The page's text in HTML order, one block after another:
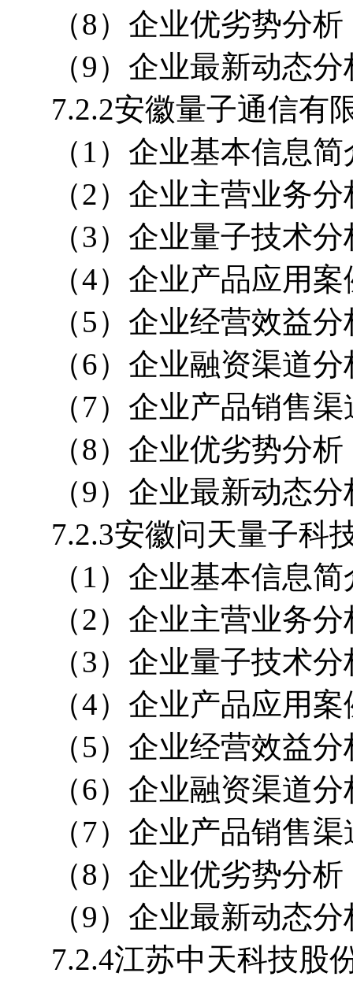
（8）企业优劣势分析
（9）企业最新动态分
7.2.2安徽量子通信有
（1）企业基本信息简
（2）企业主营业务分
（3）企业量子技术分
（4）企业产品应用案
（5）企业经营效益分
（6）企业融资渠道分
（7）企业产品销售渠
（8）企业优劣势分析
（9）企业最新动态分
7.2.3安徽问天量子科
（1）企业基本信息简
（2）企业主营业务分
（3）企业量子技术分
（4）企业产品应用案
（5）企业经营效益分
（6）企业融资渠道分
（7）企业产品销售渠
（8）企业优劣势分析
（9）企业最新动态分
7.2.4江苏中天科技股